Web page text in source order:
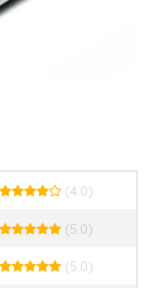
(4.0)
(5.0)
(5.0)